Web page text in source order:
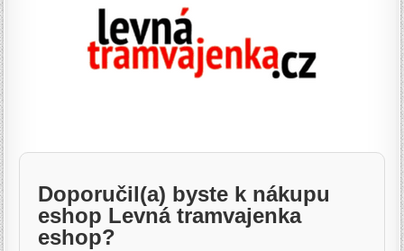
Doporučil(a) byste k nákupu
eshop Levná tramvajenka
eshop?